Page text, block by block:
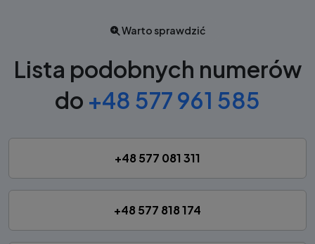
Warto sprawdzić
Lista podobnych numerów
do +48 577 961 585
+48 577 081 311
+48 577 818 174